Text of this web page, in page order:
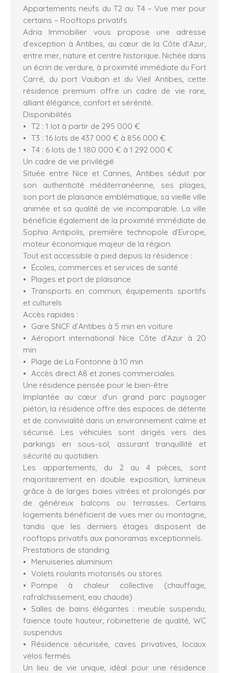
Appartements neufs du T2 au T4 – Vue mer pour
certains – Rooftops privatifs
Adria Immobilier vous propose une adresse
d’exception à Antibes, au cœur de la Côte d’Azur,
entre mer, nature et centre historique. Nichée dans
un écrin de verdure, à proximité immédiate du Fort
Carré, du port Vauban et du Vieil Antibes, cette
résidence premium offre un cadre de vie rare,
alliant élégance, confort et sérénité.
Disponibilités
T2 : 1 lot à partir de 295 000 €
T3 : 16 lots de 437 000 € à 856 000 €
T4 : 6 lots de 1 180 000 € à 1 292 000 €
Un cadre de vie privilégié
Située entre Nice et Cannes, Antibes séduit par
son authenticité méditerranéenne, ses plages,
son port de plaisance emblématique, sa vieille ville
animée et sa qualité de vie incomparable. La ville
bénéficie également de la proximité immédiate de
Sophia Antipolis, première technopole d’Europe,
moteur économique majeur de la région.
Tout est accessible à pied depuis la résidence :
Écoles, commerces et services de santé
Plages et port de plaisance
Transports en commun, équipements sportifs
et culturels
Accès rapides :
Gare SNCF d’Antibes à 5 min en voiture
Aéroport international Nice Côte d’Azur à 20
min
Plage de La Fontonne à 10 min
Accès direct A8 et zones commerciales
Une résidence pensée pour le bien-être
Implantée au cœur d’un grand parc paysager
piéton, la résidence offre des espaces de détente
et de convivialité dans un environnement calme et
sécurisé. Les véhicules sont dirigés vers des
parkings en sous-sol, assurant tranquillité et
sécurité au quotidien.
Les appartements, du 2 au 4 pièces, sont
majoritairement en double exposition, lumineux
grâce à de larges baies vitrées et prolongés par
de généreux balcons ou terrasses. Certains
logements bénéficient de vues mer ou montagne,
tandis que les derniers étages disposent de
rooftops privatifs aux panoramas exceptionnels.
Prestations de standing
Menuiseries aluminium
Volets roulants motorisés ou stores
Pompe à chaleur collective (chauffage,
rafraîchissement, eau chaude)
Salles de bains élégantes : meuble suspendu,
faïence toute hauteur, robinetterie de qualité, WC
suspendus
Résidence sécurisée, caves privatives, locaux
vélos fermés
Un lieu de vie unique, idéal pour une résidence